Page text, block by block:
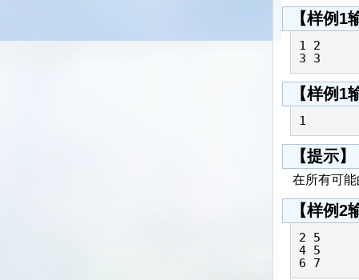
【样例1
1 2
【样例1
1
【提示】
在所有可
【样例2
2 5
4 5